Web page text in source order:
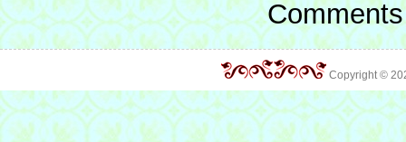
Copyright ©